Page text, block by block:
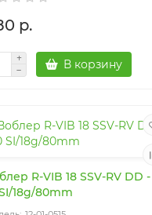
р.
В корзину
R-VIB 18 SSV-RV DD -
18g/80mm